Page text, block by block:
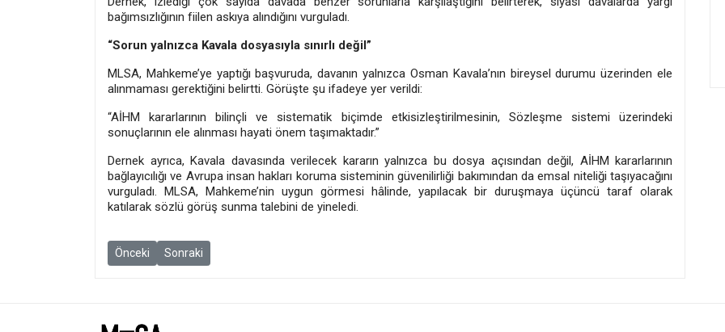
bağımsızlığının fiilen askıya alındığını vurguladı.
“Sorun yalnızca Kavala dosyasıyla sınırlı değil”
MLSA, Mahkeme’ye yaptığı başvuruda, davanın yalnızca Osman Kavala’nın bireysel durumu üzerinden ele
alınmaması gerektiğini belirtti. Görüşte şu ifadeye yer verildi:
“AİHM kararlarının bilinçli ve sistematik biçimde etkisizleştirilmesinin, Sözleşme sistemi üzerindeki
sonuçlarının ele alınması hayati önem taşımaktadır.”
Dernek ayrıca, Kavala davasında verilecek kararın yalnızca bu dosya açısından değil, AİHM kararlarının
bağlayıcılığı ve Avrupa insan hakları koruma sisteminin güvenilirliği bakımından da emsal niteliği taşıyacağını
vurguladı. MLSA, Mahkeme’nin uygun görmesi hâlinde, yapılacak bir duruşmaya üçüncü taraf olarak
katılarak sözlü görüş sunma talebini de yineledi.
Önceki makale: Doz bi dawî bû: Qedexeya li ser 'Rojbaş' rabû
Önceki Sonraki makale: Hakkında 5 dava 6 soruşturma açılan Değer: Gazeteciliğe daha sıkı sarılmalıyız!
Sonraki